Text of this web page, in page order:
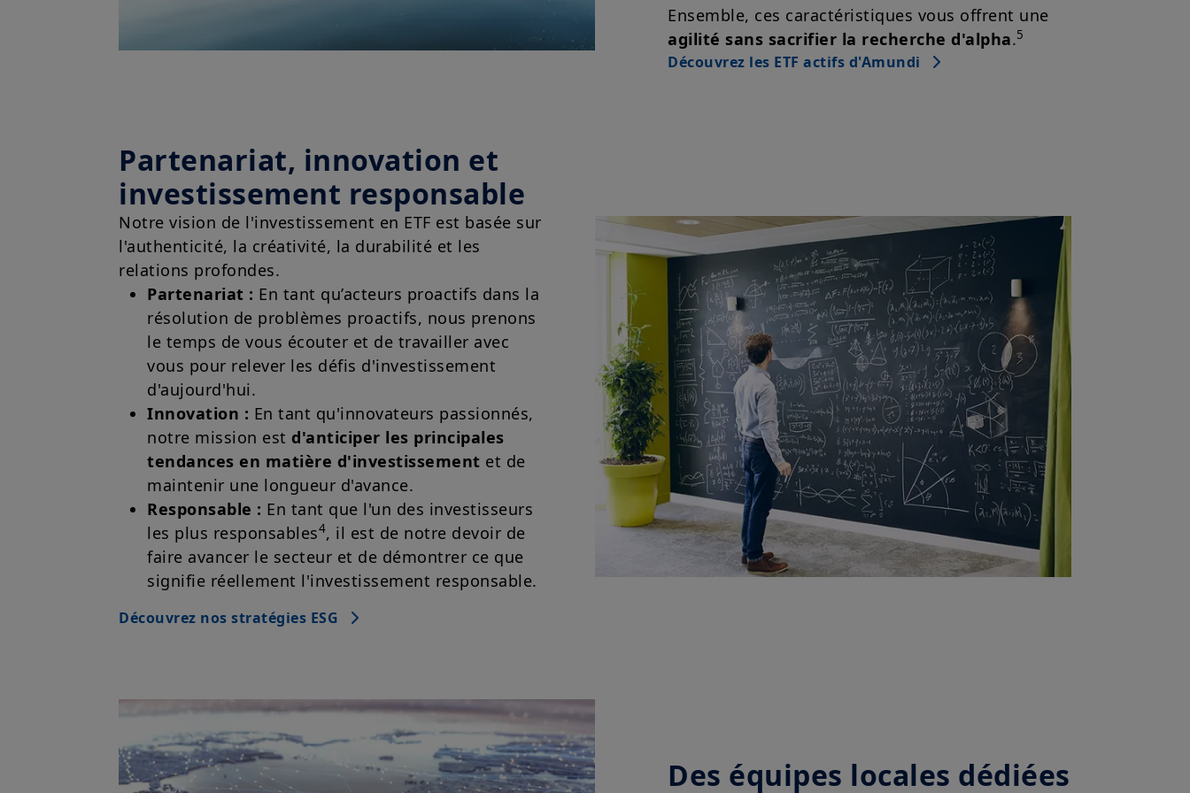
Ensemble, ces caractéristiques vous offrent une
agilité sans sacrifier la recherche d'alpha.5
Découvrez les ETF actifs d'Amundi
Partenariat, innovation et
investissement responsable
Notre vision de l'investissement en ETF est basée sur
l'authenticité, la créativité, la durabilité et les
relations profondes.
Partenariat : En tant qu’acteurs proactifs dans la
résolution de problèmes proactifs, nous prenons
le temps de vous écouter et de travailler avec
vous pour relever les défis d'investissement
d'aujourd'hui.
Innovation : En tant qu'innovateurs passionnés,
notre mission est d'anticiper les principales
tendances en matière d'investissement et de
maintenir une longueur d'avance.
Responsable : En tant que l'un des investisseurs
les plus responsables4, il est de notre devoir de
faire avancer le secteur et de démontrer ce que
signifie réellement l'investissement responsable.
Découvrez nos stratégies ESG
Des équipes locales dédiées
temps et être mises à jour par Amundi Asset Management, sans préavis et à tout
Votre accès à ce site est soumis au respect de la réglementation française en vigueur et
aux «Mentions légales / Conditions générales d’accès au site».